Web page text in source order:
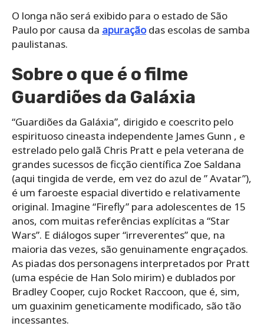
O longa não será exibido para o estado de São
Paulo por causa da apuraçãodas escolas de samba
paulistanas.
Sobre o que é o filme
Guardiões da Galáxia
“Guardiões da Galáxia”, dirigido e coescrito pelo
espirituoso cineasta independente James Gunn , e
estrelado pelo galã Chris Pratt e pela veterana de
grandes sucessos de ficção científica Zoe Saldana
(aqui tingida de verde, em vez do azul de ” Avatar”),
é um faroeste espacial divertido e relativamente
original. Imagine “Firefly” para adolescentes de 15
anos, com muitas referências explícitas a “Star
Wars”. E diálogos super “irreverentes” que, na
maioria das vezes, são genuinamente engraçados.
As piadas dos personagens interpretados por Pratt
(uma espécie de Han Solo mirim) e dublados por
Bradley Cooper, cujo Rocket Raccoon, que é, sim,
um guaxinim geneticamente modificado, são tão
incessantes.